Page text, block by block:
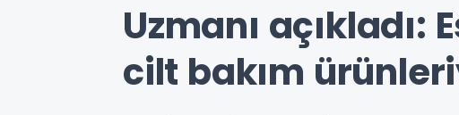
Uzmanı
cilt bakım